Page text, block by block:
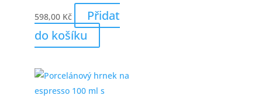
598,00 Kč
Přidat
do košíku